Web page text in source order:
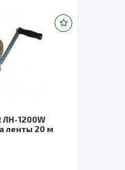
ЛН-1200W
(LHW) г/п 0,5 т длина ленты 20 м